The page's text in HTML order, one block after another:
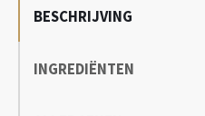
BESCHRIJVING
INGREDIËNTEN